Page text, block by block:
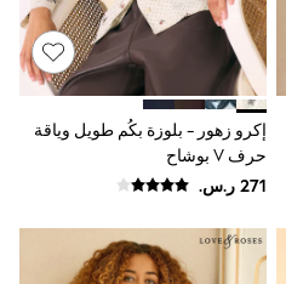
إكرو زهور - بلوزة بكُم طويل وياقة
حرف V بوشاح